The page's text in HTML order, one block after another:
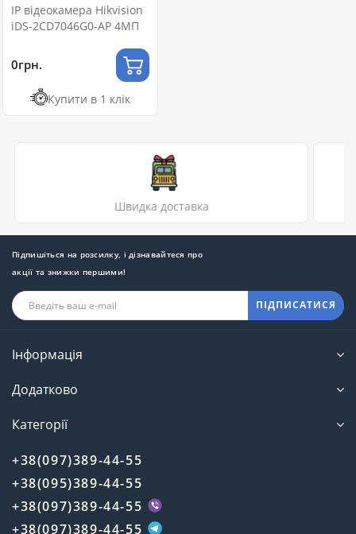
IP відеокамера Hikvision
iDS-2CD7046G0-AP 4МП
0грн.
Купити в 1 клік
Швидка доставка
Підпишіться на розсилку, і дізнавайтеся про
акції та знижки першими!
ПІДПИСАТИСЯ
Інформація
Додатково
Категорії
+38(097)389-44-55
+38(095)389-44-55
+38(097)389-44-55
+38(097)389-44-55